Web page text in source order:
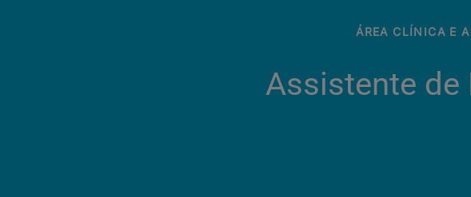
ÁREA CLÍNICA E
Assistente